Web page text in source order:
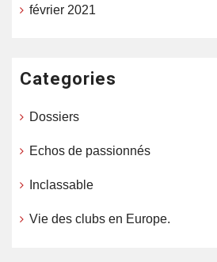
février 2021
Categories
Dossiers
Echos de passionnés
Inclassable
Vie des clubs en Europe.